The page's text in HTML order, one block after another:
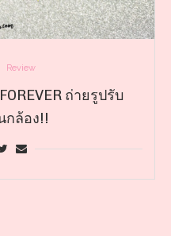
Review
ถ่ายรูปรับ
ล้อง!!